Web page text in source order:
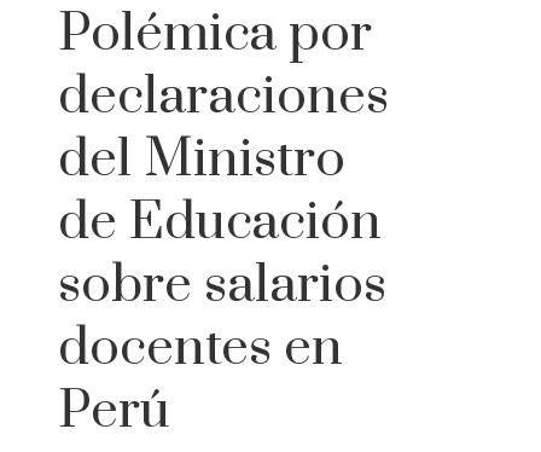
Polémica por
declaraciones
del Ministro
de Educación
sobre salarios
docentes en
Perú